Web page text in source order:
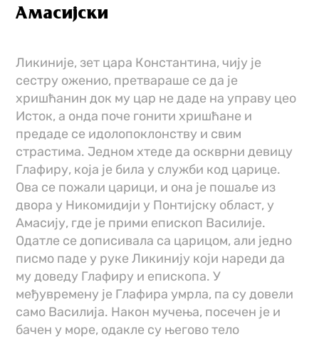
Амасијски
Ликиније, зет цара Константина, чију је
сестру оженио, претвараше се да је
хришћанин док му цар не даде на управу цео
Исток, а онда поче гонити хришћане и
предаде се идолопоклонству и свим
страстима. Једном хтеде да оскврни девицу
Глафиру, која је била у служби код царице.
Ова се пожали царици, и она је пошаље из
двора у Никомидији у Понтијску област, у
Амасију, где је прими епископ Василије.
Одатле се дописивала са царицом, али једно
писмо паде у руке Ликинију који нареди да
му доведу Глафиру и епископа. У
међувремену је Глафира умрла, па су довели
само Василија. Након мучења, посечен је и
бачен у море, одакле су његово тело